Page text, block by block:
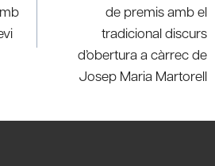
de premis amb el
tradicional discurs
d’obertura a càrrec de
Josep Maria Martorell